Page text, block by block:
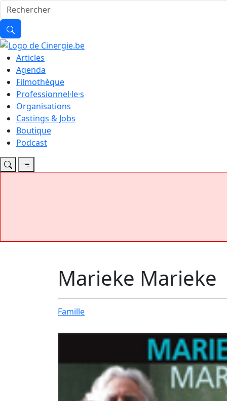
Articles
Agenda
Filmothèque
Professionnel·le·s
Organisations
Castings & Jobs
Boutique
Podcast
Marieke Marieke
Famille